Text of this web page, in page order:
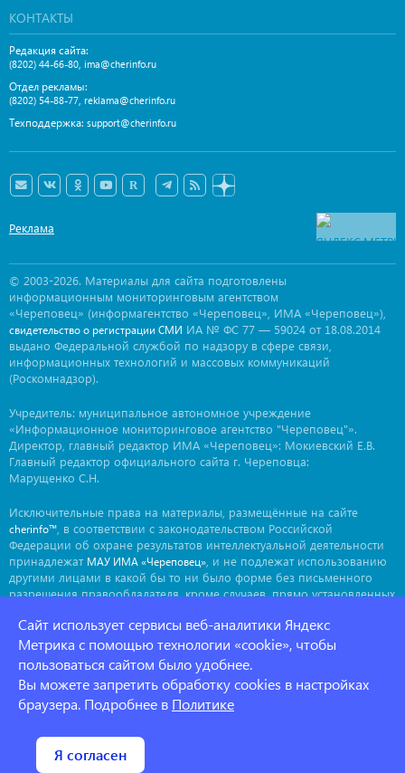
КОНТАКТЫ
Редакция сайта:
(8202) 44-66-80, ima@cherinfo.ru
Отдел рекламы:
(8202) 54-88-77, reklama@cherinfo.ru
Техподдержка: support@cherinfo.ru
Реклама
© 2003-2026. Материалы для сайта подготовлены
информационным мониторинговым агентством
«Череповец» (информагентство «Череповец», ИМА «Череповец»),
свидетельство о регистрации СМИ ИА № ФС 77 — 59024 от 18.08.2014
выдано Федеральной службой по надзору в сфере связи,
информационных технологий и массовых коммуникаций
(Роскомнадзор).
Учредитель: муниципальное автономное учреждение
«Информационное мониторинговое агентство "Череповец"».
Директор, главный редактор ИМА «Череповец»: Мокиевский Е.В.
Главный редактор официального сайта г. Череповца:
Марущенко С.Н.
Исключительные права на материалы, размещённые на сайте
cherinfo™ , в соответствии с законодательством Российской
Федерации об охране результатов интеллектуальной деятельности
принадлежат МАУ ИМА «Череповец» , и не подлежат использованию
другими лицами в какой бы то ни было форме без письменного
разрешения правообладателя, кроме случаев, прямо установленных
ima@cherinfo.ru. Мнение авторов может не совпадать с мнением
редакции.
При использовании материалов сайтаcherinfo™
является прямая, открытая для индексации гиперссылка на
страницу, с которой материал заимствован. Гиперссылка должна
размещаться непосредственно в тексте, воспроизводящем
оригинальный материал
Политика конфеденциальности
Сайт использует сервисы веб-аналитики Яндекс
Метрика с помощью технологии «cookie», чтобы
пользоваться сайтом было удобнее.
Вы можете запретить обработку cookies в настройках
браузера. Подробнее в Политике